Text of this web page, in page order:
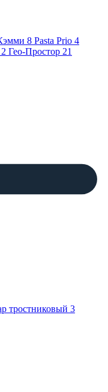
8 Pasta Prio 4
2 Гео-Простор 21
тростниковый 3